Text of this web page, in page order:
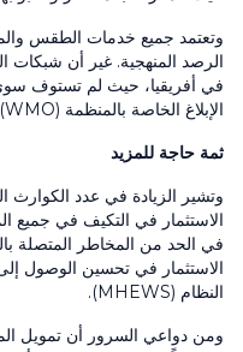
وتعتمد جميع خدمات الطقس
الرصد المنهجية. غير أن شبكات
في أفريقيا، حيث لم تستوف
الإبلاغ الخاصة بالمنظمة (WMO)
ثمة حاجة للمزيد
وتشير الزيادة في عدد الكوارث
الاستثمار في التكيف في جميع
في الحد من المخاطر المتصلة
الاستثمار في تحسين الوصول
النظام (MHEWS)
.
ومن دواعي السرور أن تمويل